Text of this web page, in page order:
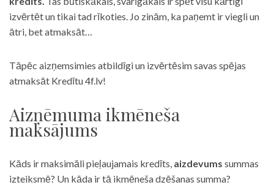
izvērtēt un tikai tad rīkoties. Jo zinām, ka paņemt ir viegli un
ātri, bet atmaksāt…
Tāpēc aizņemsimies atbildīgi un izvērtēsim savas spējas
atmaksāt Kredītu 4f.lv!
Aizņēmuma ikmēneša
maksājums
Kāds ir maksimāli pieļaujamais kredīts, aizdevums summas
izteiksmē? Un kāda ir tā ikmēneša dzēšanas summa?